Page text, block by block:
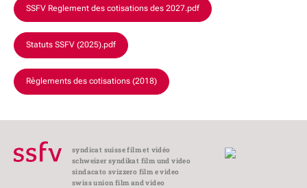
SSFV Reglement des cotisations des 2027.pdf
Statuts SSFV (2025).pdf
Règlements des cotisations (2018)
syndicat suisse film et vidéo
schweizer syndikat film und video
sindacato svizzero film e video
swiss union film and video